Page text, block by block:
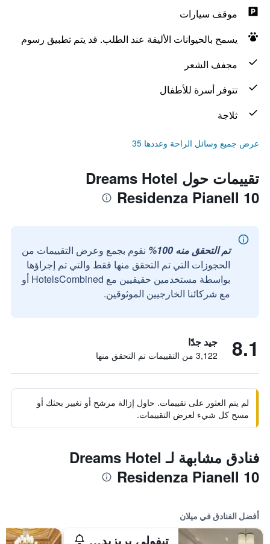
موقف سيارات
يسمح بالحيوانات الأليفة عند الطلب. قد يتم تطبيق رسوم
مجفف الشعر
تتوفر أسرة للأطفال
ثلاجة
عرض جميع وسائل الراحة وعددها 35
تقييمات حول Dreams Hotel
Residenza Pianell 10
تم التحقق منه 100%
نقوم بجمع وعرض التقييمات من
الحجوزات التي تم التحقق منها فقط والتي تم إجراؤها
بواسطة مستخدمين حقيقيين مع HotelsCombined أو
مع شركائنا الخارجيين الموثوقين.
8.1 جيد جدًا
3,122 من التقييمات تم التحقق منها
لم يتم العثور على تقييمات. حاول إزالة مرشح أو تغيير بحثك أو
مسح كل شيء لعرض التقييمات.
فنادق مشابهة لـ Dreams Hotel
Residenza Pianell 10
أفضل الفنادق في ميلان
تيفولي بريزيدنت ميلانو هوتل